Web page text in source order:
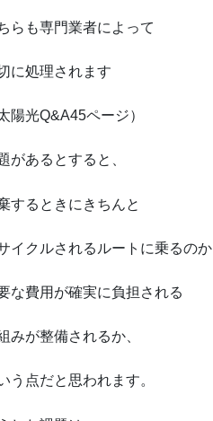
も専門業者によって
処理されます
光Q&A45ページ）
あるとすると、
るときにきちんと
クルされるルートに乗るのか
費用が確実に負担される
が整備されるか、
点だと思われます。